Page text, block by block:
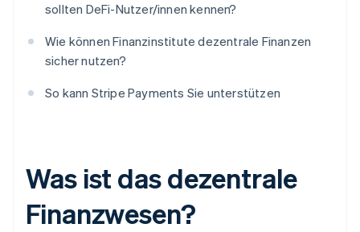
sollten DeFi-Nutzer/innen kennen?
Wie können Finanzinstitute dezentrale Finanzen
sicher nutzen?
So kann Stripe Payments Sie unterstützen
Was ist das dezentrale
Finanzwesen?